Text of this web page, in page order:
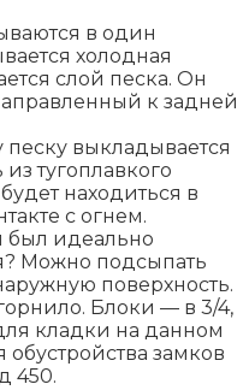
в один
холодная
слой песка. Он
к задней
выкладывается
тугоплавкого
находиться в
с огнем.
был идеально
Можно подсыпать
поверхность.
Блоки — в 3/4,
кладки на данном
обустройства замков
450.